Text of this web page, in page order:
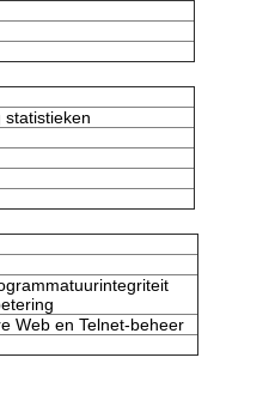
statistieken
Web en Telnet-beheer